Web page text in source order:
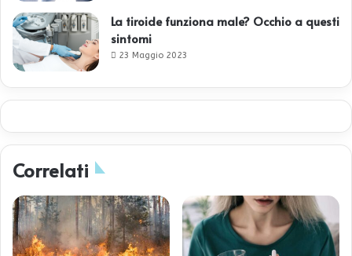
La tiroide funziona male? Occhio a questi
sintomi
23 Maggio 2023
Correlati